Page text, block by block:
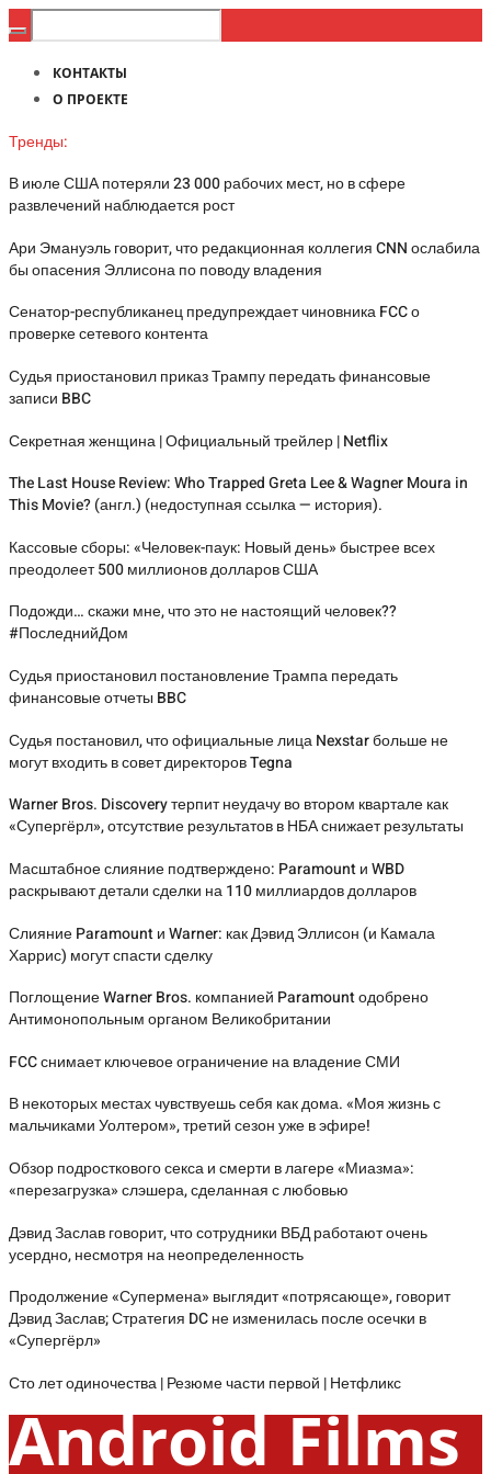
КОНТАКТЫ
О ПРОЕКТЕ
Тренды:
В июле США потеряли 23 000 рабочих мест, но в сфере
развлечений наблюдается рост
Ари Эмануэль говорит, что редакционная коллегия CNN ослабила
бы опасения Эллисона по поводу владения
Сенатор-республиканец предупреждает чиновника FCC о
проверке сетевого контента
Судья приостановил приказ Трампу передать финансовые
записи BBC
Секретная женщина | Официальный трейлер | Netflix
The Last House Review: Who Trapped Greta Lee & Wagner Moura in
This Movie? (англ.) (недоступная ссылка — история).
Кассовые сборы: «Человек-паук: Новый день» быстрее всех
преодолеет 500 миллионов долларов США
Подожди… скажи мне, что это не настоящий человек??
#ПоследнийДом
Судья приостановил постановление Трампа передать
финансовые отчеты BBC
Судья постановил, что официальные лица Nexstar больше не
могут входить в совет директоров Tegna
Warner Bros. Discovery терпит неудачу во втором квартале как
«Супергёрл», отсутствие результатов в НБА снижает результаты
Масштабное слияние подтверждено: Paramount и WBD
раскрывают детали сделки на 110 миллиардов долларов
Слияние Paramount и Warner: как Дэвид Эллисон (и Камала
Харрис) могут спасти сделку
Поглощение Warner Bros. компанией Paramount одобрено
Антимонопольным органом Великобритании
FCC снимает ключевое ограничение на владение СМИ
В некоторых местах чувствуешь себя как дома. «Моя жизнь с
мальчиками Уолтером», третий сезон уже в эфире!
Обзор подросткового секса и смерти в лагере «Миазма»:
«перезагрузка» слэшера, сделанная с любовью
Дэвид Заслав говорит, что сотрудники ВБД работают очень
усердно, несмотря на неопределенность
Продолжение «Супермена» выглядит «потрясающе», говорит
Дэвид Заслав; Стратегия DC не изменилась после осечки в
«Супергёрл»
Сто лет одиночества | Резюме части первой | Нетфликс
Android Films